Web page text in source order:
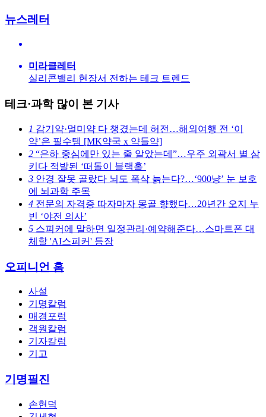
뉴스레터
미라클레터
실리콘밸리 현장서 전하는 테크 트렌드
테크·과학 많이 본 기사
1 감기약·멀미약 다 챙겼는데 허전…해외여행 전 ‘이
약’은 필수템 [MK약국 x 약들약]
2 “은하 중심에만 있는 줄 알았는데”…우주 외곽서 별 삼
키다 적발된 ‘떠돌이 블랙홀’
3 안경 잘못 골랐다 뇌도 폭삭 늙는다?…‘900냥’ 눈 보호
에 뇌과학 주목
4 전문의 자격증 따자마자 몽골 향했다…20년간 오지 누
빈 ‘야전 의사’
5 스피커에 말하면 일정관리·예약해준다…스마트폰 대
체할 'AI스피커' 등장
오피니언 홈
사설
기명칼럼
매경포럼
객원칼럼
기자칼럼
기고
기명필진
손현덕